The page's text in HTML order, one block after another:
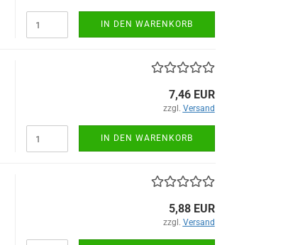
IN DEN WARENKORB
7,46 EUR
zzgl. Versand
IN DEN WARENKORB
5,88 EUR
zzgl. Versand